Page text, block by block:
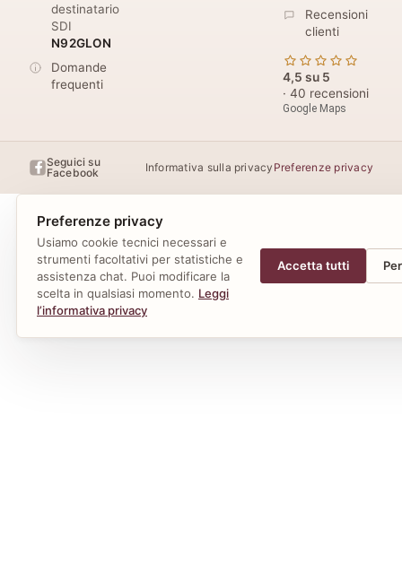
destinatario
SDI
N92GLON
Domande
frequenti
Recensioni
clienti
4,5 su 5
· 40 recensioni
Google Maps
Seguici su
Facebook
Informativa sulla privacy Preferenze privacy
Preferenze privacy
Usiamo cookie tecnici necessari e
strumenti facoltativi per statistiche e
assistenza chat. Puoi modificare la
scelta in qualsiasi momento. Leggi
l’informativa privacy
Accetta tutti